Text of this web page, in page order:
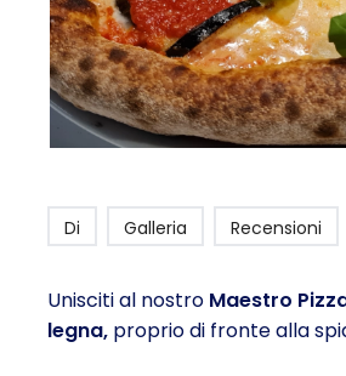
Di Galleria Recensioni
Unisciti al nostro Maestro
legna, proprio di fronte alla